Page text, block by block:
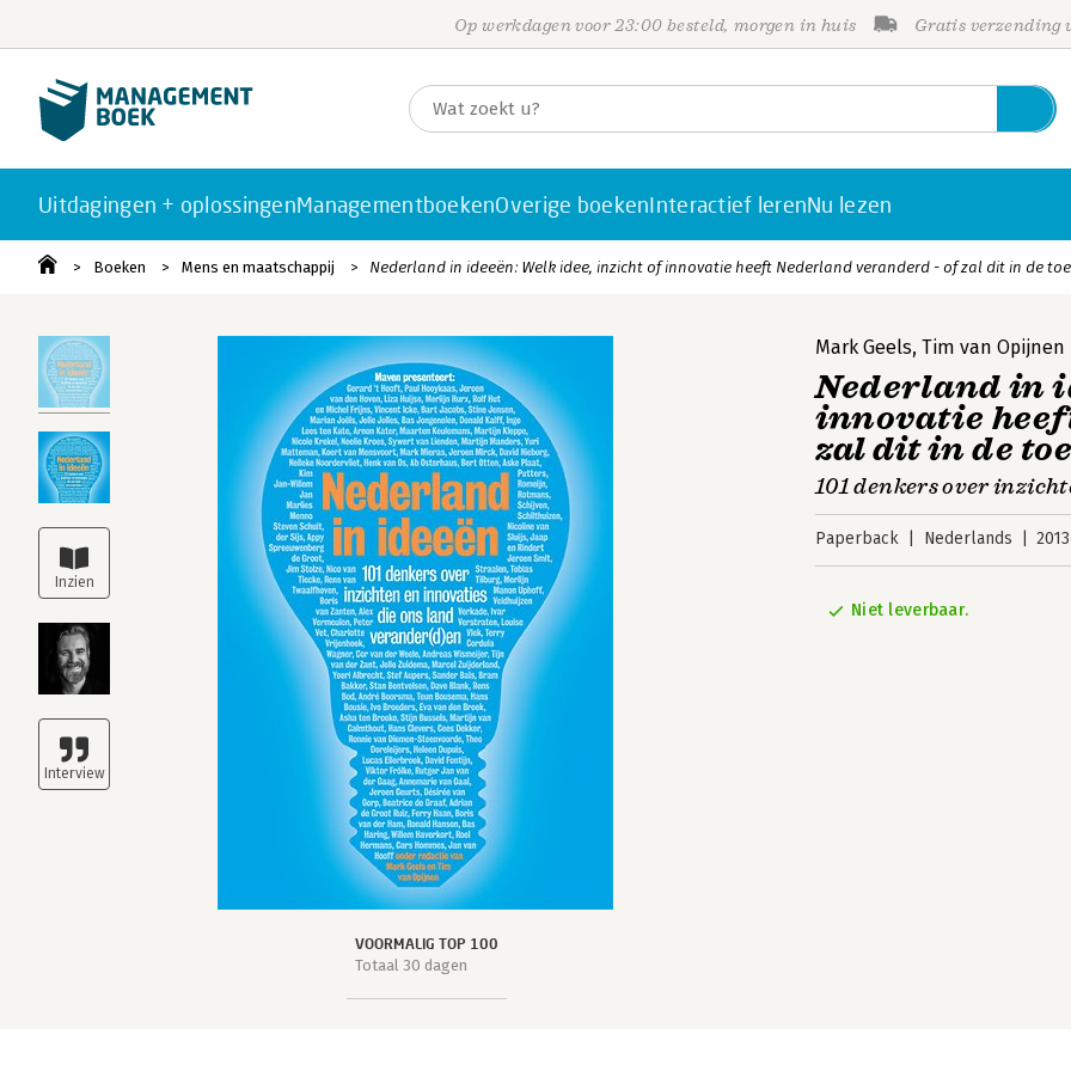
Op werkdagen voor 23:00 besteld, morgen in huis Gratis verzending
Uitdagingen + oplossingenManagementboekenOverige boekenInteractief lerenNu lezen
Boeken Mens en maatschappij Nederland in ideeën: Welk idee, inzicht of innovatie heeft Nederland veranderd - of zal dit in de
VOORMALIG TOP 100
Totaal 30 dagen
Mark Geels, Tim van Opijnen
Nederland in
innovatie
zal dit in de
101 denkers over
Paperback Nederlands 2013
Niet leverbaar.